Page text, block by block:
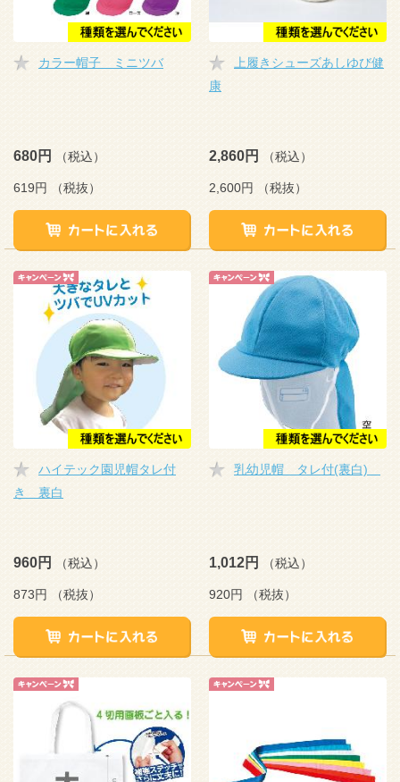
カラー帽子 ミニツバ
680円 （税込）
619円 （税抜）
上履きシューズあしゆび健
康
2,860円 （税込）
2,600円 （税抜）
ハイテック園児帽タレ付
き 裏白
960円 （税込）
873円 （税抜）
乳幼児帽 タレ付(裏白)
1,012円 （税込）
920円 （税抜）